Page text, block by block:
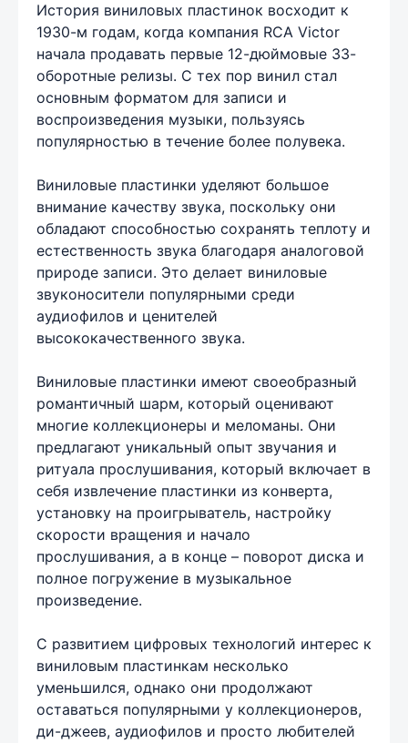
История виниловых пластинок восходит к
1930-м годам, когда компания RCA Victor
начала продавать первые 12-дюймовые 33-
оборотные релизы. С тех пор винил стал
основным форматом для записи и
воспроизведения музыки, пользуясь
популярностью в течение более полувека.
Виниловые пластинки уделяют большое
внимание качеству звука, поскольку они
обладают способностью сохранять теплоту и
естественность звука благодаря аналоговой
природе записи. Это делает виниловые
звуконосители популярными среди
аудиофилов и ценителей
высококачественного звука.
Виниловые пластинки имеют своеобразный
романтичный шарм, который оценивают
многие коллекционеры и меломаны. Они
предлагают уникальный опыт звучания и
ритуала прослушивания, который включает в
себя извлечение пластинки из конверта,
установку на проигрыватель, настройку
скорости вращения и начало
прослушивания, а в конце – поворот диска и
полное погружение в музыкальное
произведение.
С развитием цифровых технологий интерес к
виниловым пластинкам несколько
уменьшился, однако они продолжают
оставаться популярными у коллекционеров,
ди-джеев, аудиофилов и просто любителей